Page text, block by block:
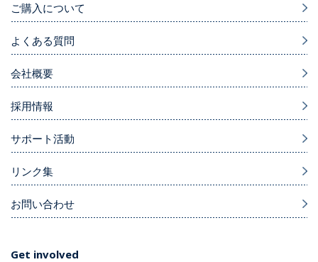
ご購入について
よくある質問
会社概要
採用情報
サポート活動
リンク集
お問い合わせ
Get involved